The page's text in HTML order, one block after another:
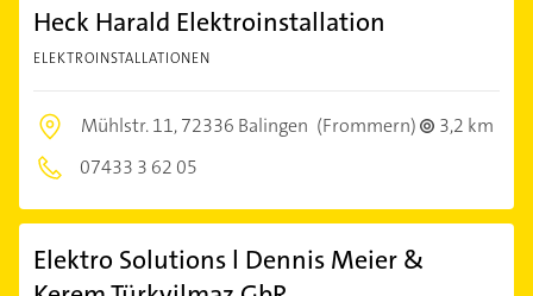
Heck Harald Elektroinstallation
ELEKTROINSTALLATIONEN
Mühlstr. 11,72336 Balingen (Frommern)
3,2 km
07433 3 62 05
Elektro Solutions l Dennis Meier &